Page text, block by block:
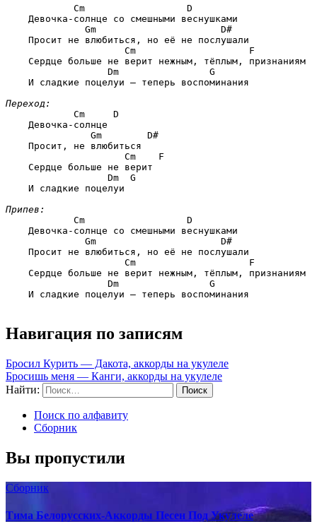
        Cm                  D
    Девочка-солнце со смешными веснушками
          Gm                      D#
    Просит не влюбиться, но её не послушали
                 Cm                    F
    Сердце больше не верит нежным, тёплым, признаниям
              Dm                G
    И сладкие поцелуи — теперь воспоминания
Переход:
        Cm     D
    Девочка-солнце
           Gm        D#
    Просит, не влюбиться
                 Cm    F
    Сердце больше не верит
              Dm  G
    И сладкие поцелуи
Припев:
        Cm                  D
    Девочка-солнце со смешными веснушками
          Gm                      D#
    Просит не влюбиться, но её не послушали
                 Cm                    F
    Сердце больше не верит нежным, тёплым, признаниям
              Dm                G
    И сладкие поцелуи — теперь воспоминания
Навигация по записям
Бросил Курить — Дакота, аккорды на укулеле
Бросишь меня — Канги, аккорды на укулеле
Найти:
Поиск по алфавиту
Сборник
Вы пропустили
Сборник
Тима Белорусских-Аккорды Песен Под Укулеле